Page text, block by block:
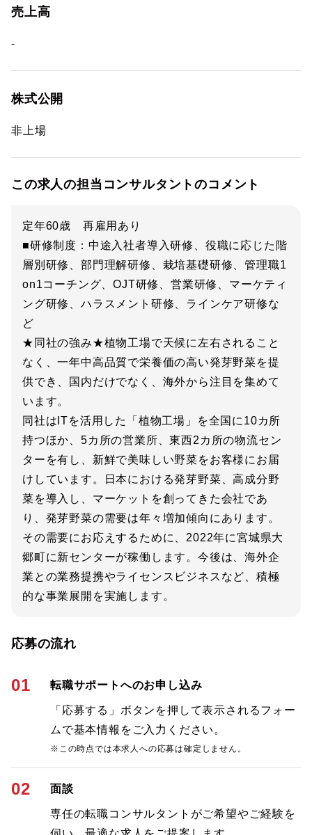
売上高
-
株式公開
非上場
この求人の担当コンサルタントのコメント
定年60歳 再雇用あり
■研修制度：中途入社者導入研修、役職に応じた階
層別研修、部門理解研修、栽培基礎研修、管理職1
on1コーチング、OJT研修、営業研修、マーケティ
ング研修、ハラスメント研修、ラインケア研修な
ど
★同社の強み★植物工場で天候に左右されること
なく、一年中高品質で栄養価の高い発芽野菜を提
供でき、国内だけでなく、海外から注目を集めて
います。
同社はITを活用した「植物工場」を全国に10カ所
持つほか、5カ所の営業所、東西2カ所の物流セン
ターを有し、新鮮で美味しい野菜をお客様にお届
けしています。日本における発芽野菜、高成分野
菜を導入し、マーケットを創ってきた会社であ
り、発芽野菜の需要は年々増加傾向にあります。
その需要にお応えするために、2022年に宮城県大
郷町に新センターが稼働します。今後は、海外企
業との業務提携やライセンスビジネスなど、積極
的な事業展開を実施します。
応募の流れ
01 転職サポートへのお申し込み
「応募する」ボタンを押して表示されるフォー
ムで基本情報をご入力ください。
※この時点では本求人への応募は確定しません。
02 面談
専任の転職コンサルタントがご希望やご経験を